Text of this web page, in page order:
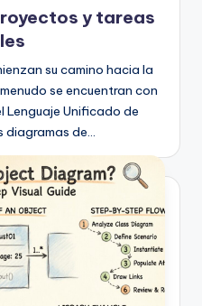
y tareas
su camino hacia la
se encuentran con
Lenguaje Unificado de
diagramas de…